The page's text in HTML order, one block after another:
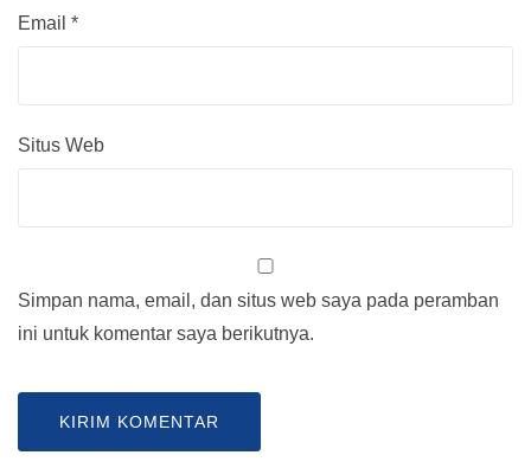
Email *
Situs Web
Simpan nama, email, dan situs web saya pada peramban
ini untuk komentar saya berikutnya.